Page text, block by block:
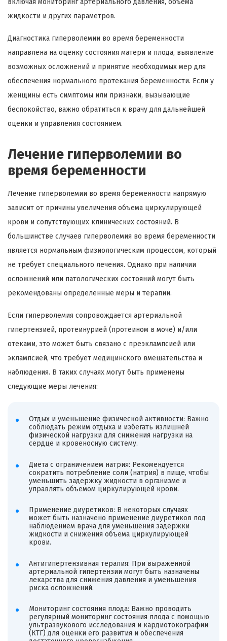
включая мониторинг артериального давления, объема
жидкости и других параметров.
Диагностика гиперволемии во время беременности
направлена на оценку состояния матери и плода, выявление
возможных осложнений и принятие необходимых мер для
обеспечения нормального протекания беременности. Если у
женщины есть симптомы или признаки, вызывающие
беспокойство, важно обратиться к врачу для дальнейшей
оценки и управления состоянием.
Лечение гиперволемии во
время беременности
Лечение гиперволемии во время беременности напрямую
зависит от причины увеличения объема циркулирующей
крови и сопутствующих клинических состояний. В
большинстве случаев гиперволемия во время беременности
является нормальным физиологическим процессом, который
не требует специального лечения. Однако при наличии
осложнений или патологических состояний могут быть
рекомендованы определенные меры и терапии.
Если гиперволемия сопровождается артериальной
гипертензией, протеинурией (протеином в моче) и/или
отеками, это может быть связано с преэклампсией или
эклампсией, что требует медицинского вмешательства и
наблюдения. В таких случаях могут быть применены
следующие меры лечения:
Отдых и уменьшение физической активности: Важно
соблюдать режим отдыха и избегать излишней
физической нагрузки для снижения нагрузки на
сердце и кровеносную систему.
Диета с ограничением натрия: Рекомендуется
сократить потребление соли (натрия) в пище, чтобы
уменьшить задержку жидкости в организме и
управлять объемом циркулирующей крови.
Применение диуретиков: В некоторых случаях
может быть назначено применение диуретиков под
наблюдением врача для уменьшения задержки
жидкости и снижения объема циркулирующей
крови.
Антигипертензивная терапия: При выраженной
артериальной гипертензии могут быть назначены
лекарства для снижения давления и уменьшения
риска осложнений.
Мониторинг состояния плода: Важно проводить
регулярный мониторинг состояния плода с помощью
ультразвукового исследования и кардиотокографии
(КТГ) для оценки его развития и обеспечения